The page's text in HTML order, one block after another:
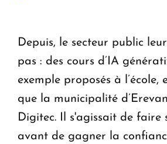
Depuis, le secteur public
pas : des cours d’IA
exemple proposés à l’école,
que la municipalité
Digitec. Il s'agissait de faire
avant de gagner la